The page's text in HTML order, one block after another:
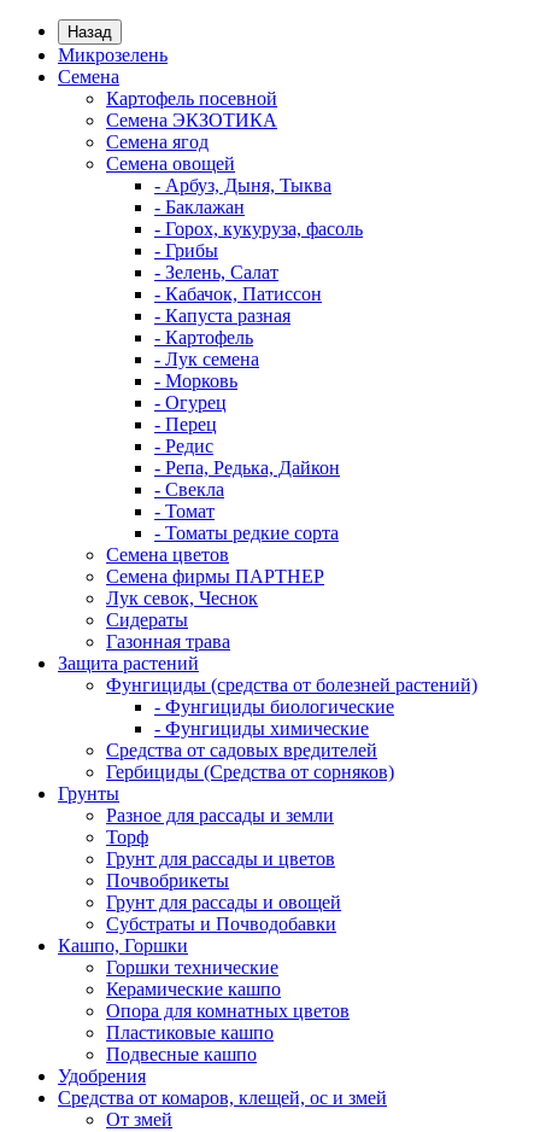
Назад
Микрозелень
Семена
Картофель посевной
Семена ЭКЗОТИКА
Семена ягод
Семена овощей
- Арбуз, Дыня, Тыква
- Баклажан
- Горох, кукуруза, фасоль
- Грибы
- Зелень, Салат
- Кабачок, Патиссон
- Капуста разная
- Картофель
- Лук семена
- Морковь
- Огурец
- Перец
- Редис
- Репа, Редька, Дайкон
- Свекла
- Томат
- Томаты редкие сорта
Семена цветов
Семена фирмы ПАРТНЕР
Лук севок, Чеснок
Сидераты
Газонная трава
Защита растений
Фунгициды (средства от болезней растений)
- Фунгициды биологические
- Фунгициды химические
Средства от садовых вредителей
Гербициды (Средства от сорняков)
Грунты
Разное для рассады и земли
Торф
Грунт для рассады и цветов
Почвобрикеты
Грунт для рассады и овощей
Субстраты и Почводобавки
Кашпо, Горшки
Горшки технические
Керамические кашпо
Опора для комнатных цветов
Пластиковые кашпо
Подвесные кашпо
Удобрения
Средства от комаров, клещей, ос и змей
От змей